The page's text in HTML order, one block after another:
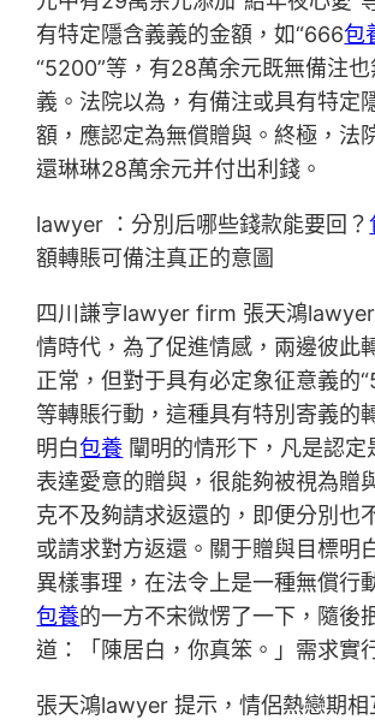
有特定隱含義義的金額，如“666包
“5200”等，有28萬余元既無備注
義。法院以為，有備注或具有特定
額，應認定為無償贈與。終極，法
還琳琳28萬余元并付出利錢。
lawyer ：分別后哪些錢款能要回？
額轉賬可備注真正的意圖
四川謙亨lawyer firm 張天鴻
情時代，為了促進情感，兩邊彼此
正常，但對于具有必定象征意義的
等轉賬行動，這種具有特別寄義的
明白包養 闡明的情形下，凡是認定
表達愛意的贈與，很能夠被視為贈
克不及夠請求返還的，即便分別也
或請求對方返還。關于贈與目標明
異樣事理，在法令上是一種無償行
包養的一方不宋微愣了一下，隨後
道：「陳居白，你真笨。」需求實
張天鴻lawyer 提示，情侶熱戀期相